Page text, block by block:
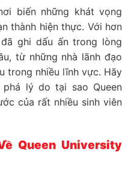
biến những khát vọng
thành hiện thực. Với hơn
ghi dấu ấn trong lòng
từ những nhà lãnh đạo
trong nhiều lĩnh vực. Hãy
phá lý do tại sao Queen
của rất nhiều sinh viên
Queen University